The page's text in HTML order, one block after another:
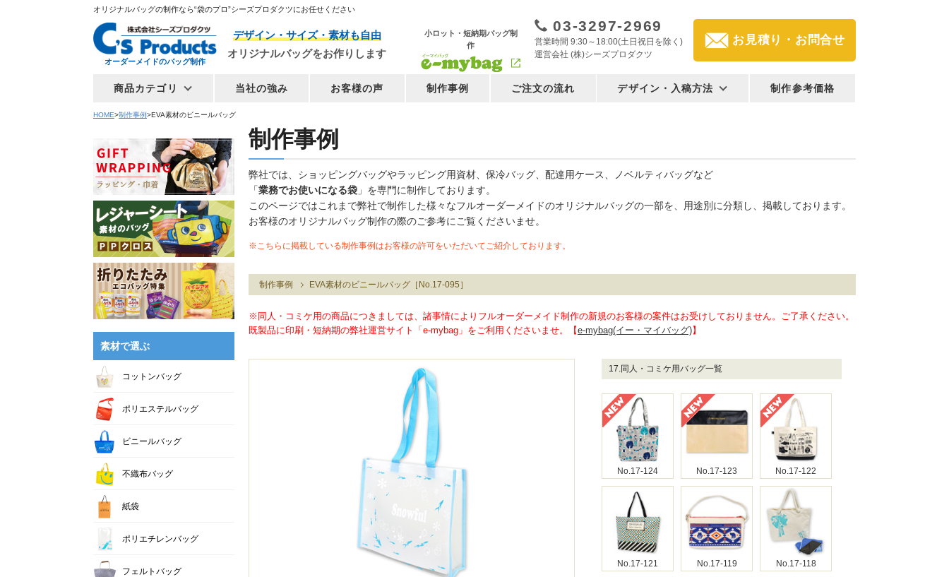
オリジナルバッグの制作なら“袋のプロ”シーズプロダクツにお任せください
オーダーメイドのバッグ制作
デザイン・サイズ・素材も自由
オリジナルバッグをお作りします
小ロット・短納期バッグ制
作
03-3297-2969
営業時間 9:30～18:00(土日祝日を除く)
運営会社 (株)シーズプロダクツ
お見積り・お問合せ
商品カテゴリ 当社の強み お客様の声 制作事例 ご注文の流れ デザイン・入稿方法 制作参考価格
HOME 制作事例 EVA素材のビニールバッグ
制作事例
弊社では、ショッピングバッグやラッピング用資材、保冷バッグ、配達用ケース、ノベルティバッグなど
「業務でお使いになる袋 」を専門に制作しております。
このページではこれまで弊社で制作した様々なフルオーダーメイドのオリジナルバッグの一部を、用途別に分類し、掲載しております。
お客様のオリジナルバッグ制作の際のご参考にご覧くださいませ。
※こちらに掲載している制作事例はお客様の許可をいただいてご紹介しております。
制作事例 EVA素材のビニールバッグ［No.17-095］
※同人・コミケ用の商品につきましては、諸事情によりフルオーダーメイド制作の新規のお客様の案件はお受けしておりません。ご了承ください。
既製品に印刷・短納期の弊社運営サイト「e-mybag」をご利用くださいませ。【e-mybag(イー・マイバッグ)】
17.同人・コミケ用バッグ一覧
No.17-124 No.17-123 No.17-122
No.17-121 No.17-119 No.17-118
素材で選ぶ
コットンバッグ
ポリエステルバッグ
ビニールバッグ
不織布バッグ
紙袋
ポリエチレンバッグ
フェルトバッグ